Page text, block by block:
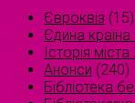
Євроквіз (15)
Єдина країна
Історія
Анонси (240)
Бібліотека